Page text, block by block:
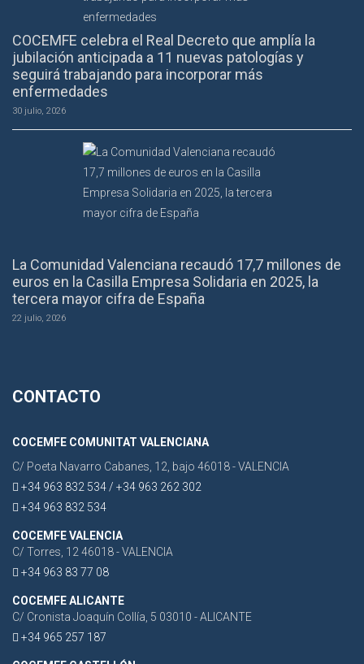
COCEMFE celebra el Real Decreto que amplía la
jubilación anticipada a 11 nuevas patologías y
seguirá trabajando para incorporar más
enfermedades
30 julio, 2026
La Comunidad Valenciana recaudó 17,7 millones de
euros en la Casilla Empresa Solidaria en 2025, la
tercera mayor cifra de España
22 julio, 2026
CONTACTO
COCEMFE COMUNITAT VALENCIANA
C/ Poeta Navarro Cabanes, 12, bajo 46018 - VALENCIA
+34 963 832 534 / +34 963 262 302
+34 963 832 534
COCEMFE VALENCIA
C/ Torres, 12 46018 - VALENCIA
+34 963 83 77 08
COCEMFE ALICANTE
C/ Cronista Joaquín Collía, 5 03010 - ALICANTE
+34 965 257 187